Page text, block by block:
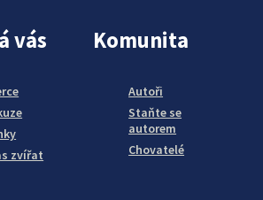
vás
zvířat
Komunita
Autoři
Staňte se
autorem
Chovatelé